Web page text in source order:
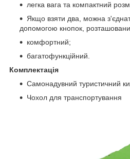
легка вага та компактний
Якщо взяти два, можна
допомогою кнопок,
комфортний;
багатофункційний.
Комплектація
Самонадувний туристичний
Чохол для транспортування